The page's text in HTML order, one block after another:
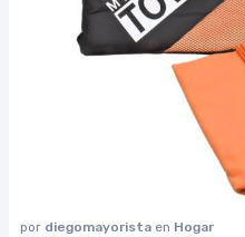
por diegomayorista en Hogar